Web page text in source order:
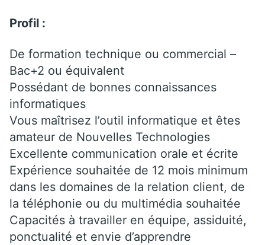
Profil :
De formation technique ou commercial –
Bac+2 ou équivalent
Possédant de bonnes connaissances
informatiques
Vous maîtrisez l’outil informatique et êtes
amateur de Nouvelles Technologies
Excellente communication orale et écrite
Expérience souhaitée de 12 mois minimum
dans les domaines de la relation client, de
la téléphonie ou du multimédia souhaitée
Capacités à travailler en équipe, assiduité,
ponctualité et envie d’apprendre